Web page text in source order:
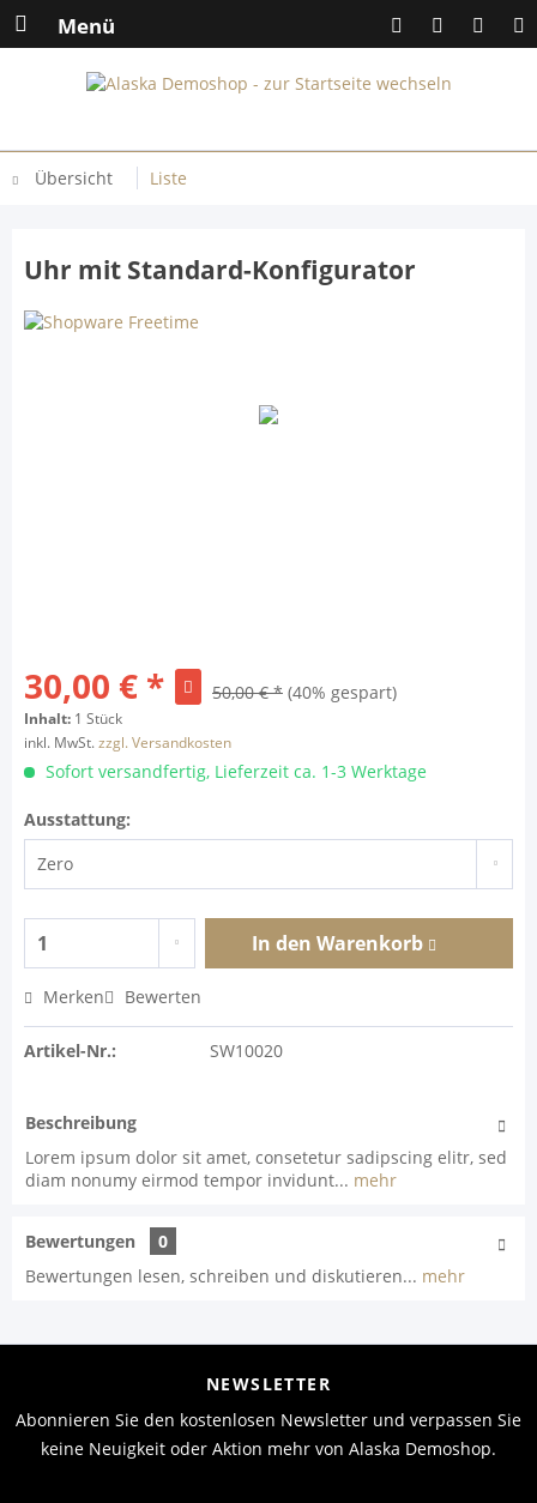
Menü
Übersicht Liste
Uhr mit Standard-Konfigurator
30,00 € * 50,00 € * (40% gespart)
Inhalt: 1 Stück
inkl. MwSt.zzgl. Versandkosten
Sofort versandfertig, Lieferzeit ca. 1-3 Werktage
Ausstattung:
In den Warenkorb
Merken Bewerten
Artikel-Nr.: SW10020
Beschreibung
Lorem ipsum dolor sit amet, consetetur sadipscing elitr, sed
diam nonumy eirmod tempor invidunt... mehr
Bewertungen
0
Bewertungen lesen, schreiben und diskutieren... mehr
NEWSLETTER
Abonnieren Sie den kostenlosen Newsletter und verpassen Sie
keine Neuigkeit oder Aktion mehr von Alaska Demoshop.